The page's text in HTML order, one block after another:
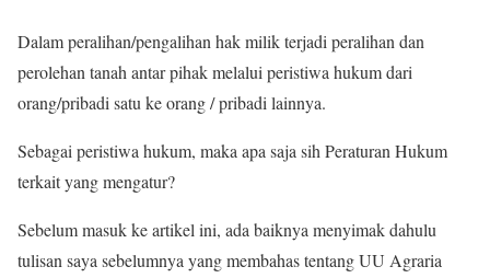
Dalam peralihan/pengalihan hak milik terjadi peralihan dan
perolehan tanah antar pihak melalui peristiwa hukum dari
orang/pribadi satu ke orang / pribadi lainnya.
Sebagai peristiwa hukum, maka apa saja sih Peraturan Hukum
terkait yang mengatur?
Sebelum masuk ke artikel ini, ada baiknya menyimak dahulu
tulisan saya sebelumnya yang membahas tentang UU Agraria